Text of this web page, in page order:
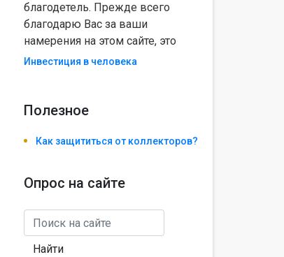
благодетель. Прежде всего
благодарю Вас за ваши
намерения на этом сайте, это
Инвестиция в человека
Полезноe
Как защититься от коллекторов?
Опрос на сайте
Найти